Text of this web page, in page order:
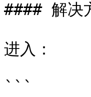
#### 解决
进入：
```